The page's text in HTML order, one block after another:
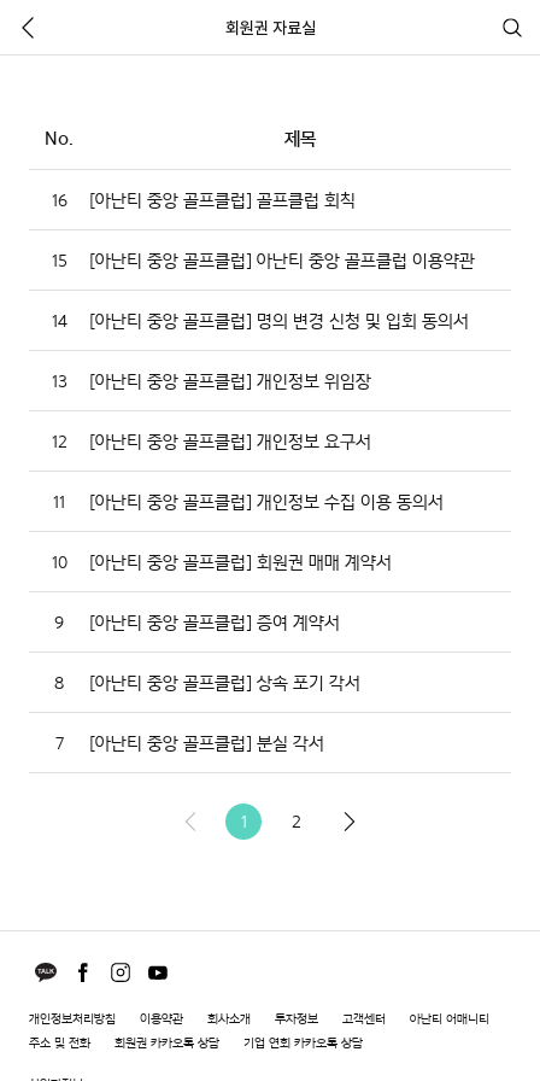
회원권 자료실
No. 제목
16 [아난티 중앙 골프클럽] 골프클럽 회칙
15 [아난티 중앙 골프클럽] 아난티 중앙 골프클럽 이용약관
14 [아난티 중앙 골프클럽] 명의 변경 신청 및 입회 동의서
13 [아난티 중앙 골프클럽] 개인정보 위임장
12 [아난티 중앙 골프클럽] 개인정보 요구서
11 [아난티 중앙 골프클럽] 개인정보 수집 이용 동의서
10 [아난티 중앙 골프클럽] 회원권 매매 계약서
9 [아난티 중앙 골프클럽] 증여 계약서
8 [아난티 중앙 골프클럽] 상속 포기 각서
7 [아난티 중앙 골프클럽] 분실 각서
1 2
개인정보처리방침 이용약관 회사소개 투자정보 고객센터
아난티 어매니티
주소 및 전화
회원권 카카오톡 상담 기업 연회 카카오톡 상담